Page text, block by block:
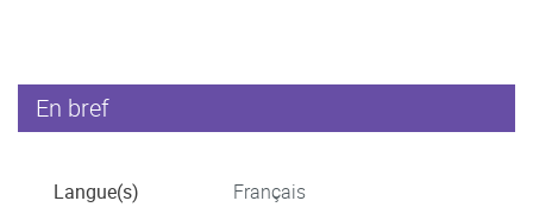
En bref
Langue(s)
Français